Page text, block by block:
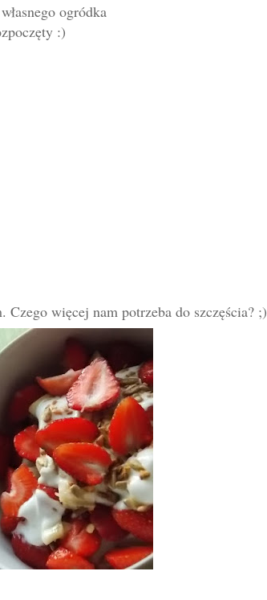
ogródka
:)
więcej nam potrzeba do szczęścia? ;)